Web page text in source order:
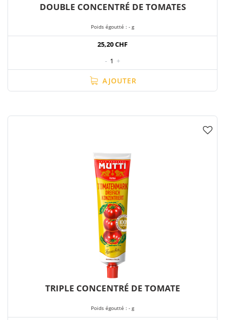
DOUBLE CONCENTRÉ DE TOMATES
Poids égoutté : - g
25,20 CHF
- 1 +
AJOUTER
TRIPLE CONCENTRÉ DE TOMATE
Poids égoutté : - g